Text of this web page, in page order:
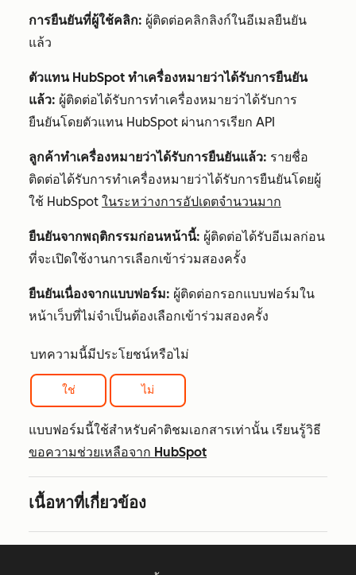
การยืนยันที่ผู้ใช้คลิก: ผู้ติดต่อคลิกลิงก์ในอีเมลยืนยัน
แล้ว
ตัวแทน HubSpot ทำเครื่องหมายว่าได้รับการยืนยัน
แล้ว: ผู้ติดต่อได้รับการทำเครื่องหมายว่าได้รับการ
ยืนยันโดยตัวแทน HubSpot ผ่านการเรียก API
ลูกค้าทำเครื่องหมายว่าได้รับการยืนยันแล้ว: รายชื่อ
ติดต่อได้รับการทำเครื่องหมายว่าได้รับการยืนยันโดยผู้
ใช้ HubSpot ในระหว่างการอัปเดตจำนวนมาก
ยืนยันจากพฤติกรรมก่อนหน้านี้: ผู้ติดต่อได้รับอีเมลก่อน
ที่จะเปิดใช้งานการเลือกเข้าร่วมสองครั้ง
ยืนยันเนื่องจากแบบฟอร์ม: ผู้ติดต่อกรอกแบบฟอร์มใน
หน้าเว็บที่ไม่จำเป็นต้องเลือกเข้าร่วมสองครั้ง
บทความนี้มีประโยชน์หรือไม่
ใช่ ไม่
แบบฟอร์มนี้ใช้สำหรับคำติชมเอกสารเท่านั้น เรียนรู้วิธี
ขอความช่วยเหลือจาก HubSpot
เนื้อหาที่เกี่ยวข้อง